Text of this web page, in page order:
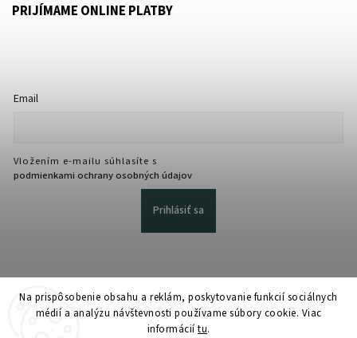
Na prispôsobenie obsahu a reklám, poskytovanie funkcií sociálnych
médií a analýzu návštevnosti používame súbory cookie. Viac
informáciítu.
PRIJÍMAME ONLINE PLATBY
Email
Vložením e-mailu súhlasíte s
podmienkami ochrany osobných údajov
Prihlásiť sa